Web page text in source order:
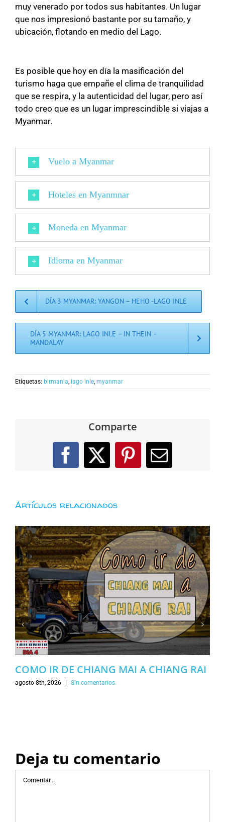
muy venerado por todos sus habitantes. Un lugar
que nos impresionó bastante por su tamaño, y
ubicación, flotando en medio del Lago.
Es posible que hoy en día la masificación del
turismo haga que empañe el clima de tranquilidad
que se respira, y la autenticidad del lugar, pero así
todo creo que es un lugar imprescindible si viajas a
Myanmar.
Vuelo a Myanmar
Hoteles en Myanmnar
Moneda en Myanmar
Idioma en Myanmar
DÍA 3 MYANMAR: YANGON – HEHO -LAGO INLE
DÍA 5 MYANMAR: LAGO INLE – IN THEIN –
MANDALAY
Etiquetas: birmania, lago inle, myanmar
Comparte
Facebook
X PinterestCorreo
Artículos relacionados
COMO IR DE CHIANG MAI A CHIANG RAI
agosto 8th, 2026 Sin comentarios
Deja tu comentario